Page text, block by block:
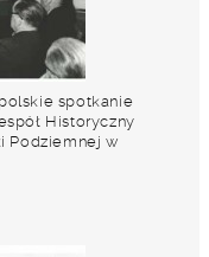
spotkanie
Historyczny
Podziemnej w